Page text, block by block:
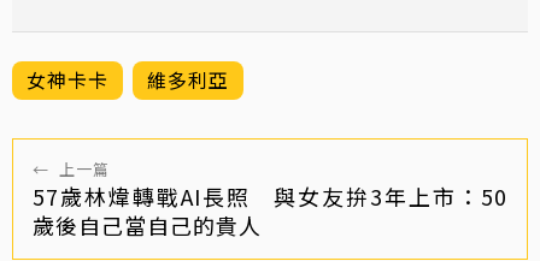
女神卡卡 維多利亞
← 上一篇
57歲林煒轉戰AI長照 與女友拚3年上市：50
歲後自己當自己的貴人